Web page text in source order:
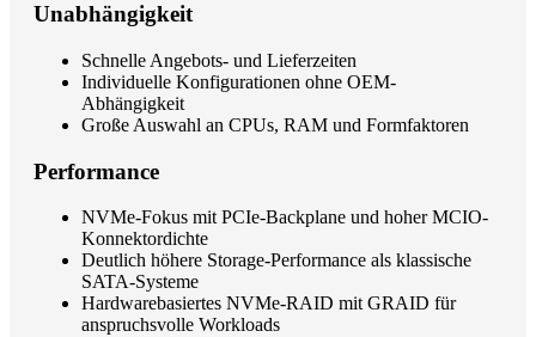
Unabhängigkeit
Schnelle Angebots- und Lieferzeiten
Individuelle Konfigurationen ohne OEM-
Abhängigkeit
Große Auswahl an CPUs, RAM und Formfaktoren
Performance
NVMe-Fokus mit PCIe-Backplane und hoher MCIO-
Konnektordichte
Deutlich höhere Storage-Performance als klassische
SATA-Systeme
Hardwarebasiertes NVMe-RAID mit GRAID für
anspruchsvolle Workloads